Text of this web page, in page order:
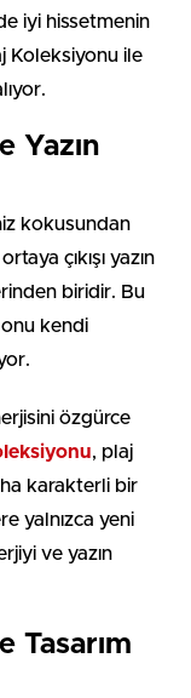
iyi hissetmenin
Koleksiyonu ile
Yazın
kokusundan
çıkışı yazın
biridir. Bu
onu kendi
özgürce
, plaj
karakterli bir
yalnızca yeni
ve yazın
Tasarım